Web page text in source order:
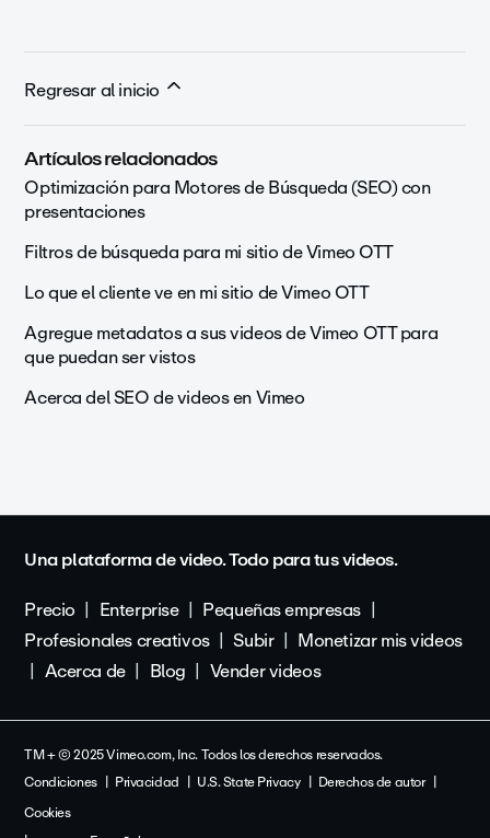
Regresar al inicio
Artículos relacionados
Optimización para Motores de Búsqueda (SEO) con
presentaciones
Filtros de búsqueda para mi sitio de Vimeo OTT
Lo que el cliente ve en mi sitio de Vimeo OTT
Agregue metadatos a sus videos de Vimeo OTT para
que puedan ser vistos
Acerca del SEO de videos en Vimeo
Una plataforma de video. Todo para tus videos.
Precio
Enterprise
Pequeñas empresas
Profesionales creativos
Subir
Monetizar mis videos
Acerca de
Blog Vender videos
TM + © 2025 Vimeo.com, Inc. Todos los derechos reservados.
Condiciones
Privacidad U.S. State Privacy
Derechos de autor
Cookies